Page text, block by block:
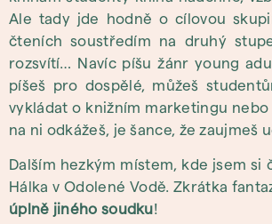
Ale tady jde hodně o cílovou
čteních soustředím na druhý
rozsvítí… Navíc píšu žánr young
píšeš pro dospělé, můžeš
vykládat o knižním marketingu
na ni odkážeš, je šance, že
Dalším hezkým místem, kde jsem
Hálka v Odolené Vodě. Zkrátka
úplně jiného soudku!